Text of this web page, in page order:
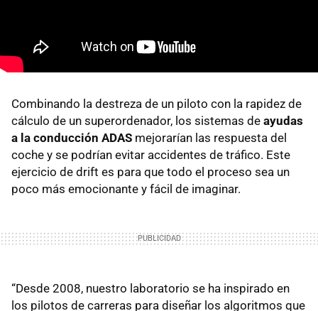
Combinando la destreza de un piloto con la rapidez de
cálculo de un superordenador, los sistemas de ayudas
a la conducción ADAS mejorarían las respuesta del
coche y se podrían evitar accidentes de tráfico. Este
ejercicio de drift es para que todo el proceso sea un
poco más emocionante y fácil de imaginar.
“Desde 2008, nuestro laboratorio se ha inspirado en
los pilotos de carreras para diseñar los algoritmos que